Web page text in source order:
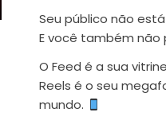
Seu público não
E você também não
O Feed é a sua
Reels é o seu
mundo.